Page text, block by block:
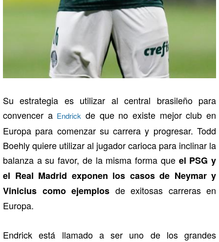
Su estrategia es utilizar al central brasileño para
convencer a Endrick de que no existe mejor club en
Europa para comenzar su carrera y progresar. Todd
Boehly quiere utilizar al jugador carioca para inclinar la
balanza a su favor, de la misma forma que el PSG y
el Real Madrid exponen los casos de Neymar y
Vinicius como ejemplos de exitosas carreras en
Europa.
Endrick está llamado a ser uno de los grandes